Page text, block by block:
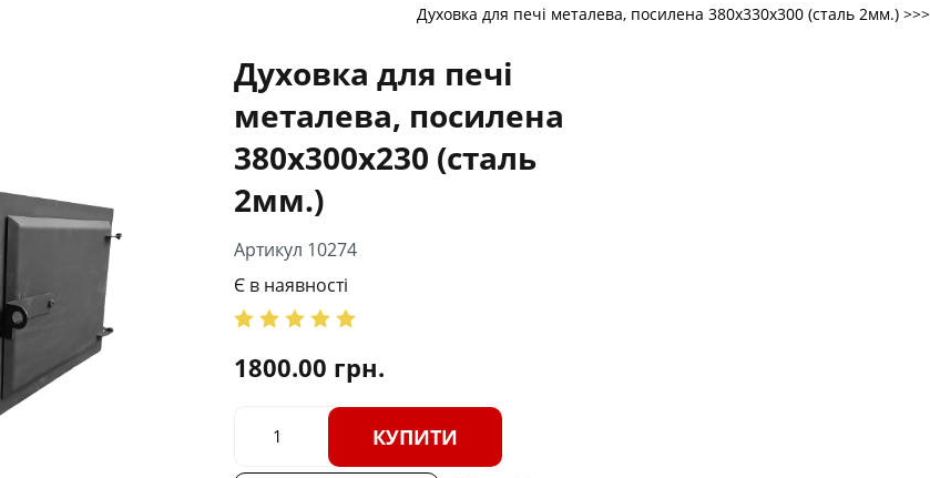
Духовка для печі металева, посилена 380х330х300 (сталь 2мм.) >>>
Духовка для печі
металева, посилена
380х300х230 (сталь
2мм.)
Артикул 10274
Є в наявності
1800.00 грн.
КУПИТИ